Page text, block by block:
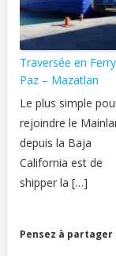
Traversée en
Paz – Mazatlan
Le plus simple
rejoindre le
depuis la Baja
California est de
shipper la […]
Pensez à